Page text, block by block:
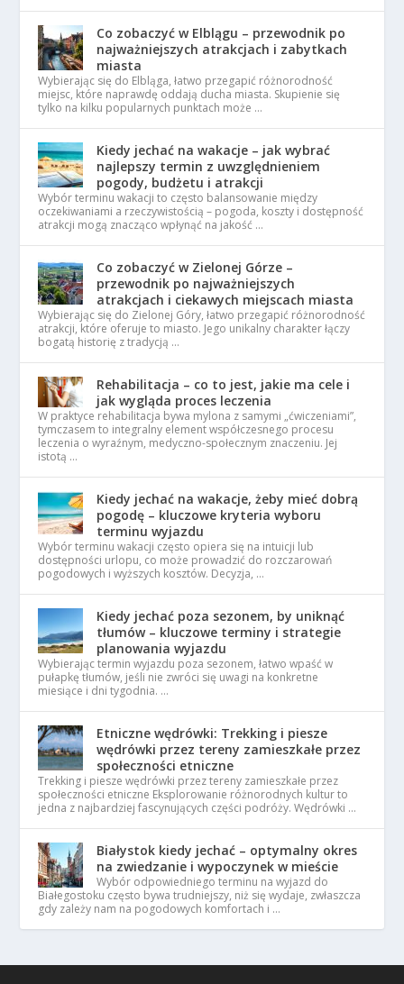
Co zobaczyć w Elblągu – przewodnik po
najważniejszych atrakcjach i zabytkach
miasta
Wybierając się do Elbląga, łatwo przegapić różnorodność
miejsc, które naprawdę oddają ducha miasta. Skupienie się
tylko na kilku popularnych punktach może …
Kiedy jechać na wakacje – jak wybrać
najlepszy termin z uwzględnieniem
pogody, budżetu i atrakcji
Wybór terminu wakacji to często balansowanie między
oczekiwaniami a rzeczywistością – pogoda, koszty i dostępność
atrakcji mogą znacząco wpłynąć na jakość …
Co zobaczyć w Zielonej Górze –
przewodnik po najważniejszych
atrakcjach i ciekawych miejscach miasta
Wybierając się do Zielonej Góry, łatwo przegapić różnorodność
atrakcji, które oferuje to miasto. Jego unikalny charakter łączy
bogatą historię z tradycją …
Rehabilitacja – co to jest, jakie ma cele i
jak wygląda proces leczenia
W praktyce rehabilitacja bywa mylona z samymi „ćwiczeniami”,
tymczasem to integralny element współczesnego procesu
leczenia o wyraźnym, medyczno-społecznym znaczeniu. Jej
istotą …
Kiedy jechać na wakacje, żeby mieć dobrą
pogodę – kluczowe kryteria wyboru
terminu wyjazdu
Wybór terminu wakacji często opiera się na intuicji lub
dostępności urlopu, co może prowadzić do rozczarowań
pogodowych i wyższych kosztów. Decyzja, …
Kiedy jechać poza sezonem, by uniknąć
tłumów – kluczowe terminy i strategie
planowania wyjazdu
Wybierając termin wyjazdu poza sezonem, łatwo wpaść w
pułapkę tłumów, jeśli nie zwróci się uwagi na konkretne
miesiące i dni tygodnia. …
Etniczne wędrówki: Trekking i piesze
wędrówki przez tereny zamieszkałe przez
społeczności etniczne
Trekking i piesze wędrówki przez tereny zamieszkałe przez
społeczności etniczne Eksplorowanie różnorodnych kultur to
jedna z najbardziej fascynujących części podróży. Wędrówki …
Białystok kiedy jechać – optymalny okres
na zwiedzanie i wypoczynek w mieście
Wybór odpowiedniego terminu na wyjazd do
Białegostoku często bywa trudniejszy, niż się wydaje, zwłaszcza
gdy zależy nam na pogodowych komfortach i …